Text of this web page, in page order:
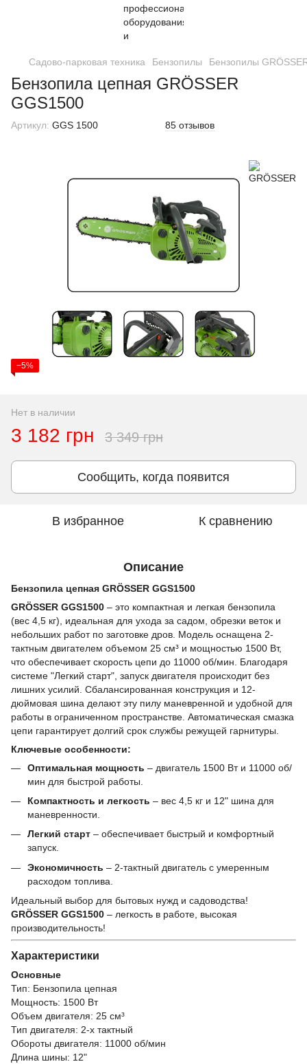
Садово-парковая техника Бензопилы Бензопилы
Бензопила цепная GRÖSSER
GGS1500
Артикул: GGS 1500 85 отзывов
−5%
Нет в наличии
3 182 грн 3 349 грн
Сообщить, когда появится
В избранное К сравнению
Описание
Бензопила цепная GRÖSSER GGS1500
GRÖSSER GGS1500 – это компактная и легкая бензопила
(вес 4,5 кг), идеальная для ухода за садом, обрезки веток и
небольших работ по заготовке дров. Модель оснащена 2-
тактным двигателем объемом 25 см³ и мощностью 1500 Вт,
что обеспечивает скорость цепи до 11000 об/мин. Благодаря
системе "Легкий старт", запуск двигателя происходит без
лишних усилий. Сбалансированная конструкция и 12-
дюймовая шина делают эту пилу маневренной и удобной для
работы в ограниченном пространстве. Автоматическая смазка
цепи гарантирует долгий срок службы режущей гарнитуры.
Ключевые особенности:
Оптимальная мощность – двигатель 1500 Вт и 11000 об/
мин для быстрой работы.
Компактность и легкость – вес 4,5 кг и 12" шина для
маневренности.
Легкий старт – обеспечивает быстрый и комфортный
запуск.
Экономичность – 2-тактный двигатель с умеренным
расходом топлива.
Идеальный выбор для бытовых нужд и садоводства!
GRÖSSER GGS1500 – легкость в работе, высокая
производительность!
Характеристики
Основные
Тип: Бензопила цепная
Мощность: 1500 Вт
Объем двигателя: 25 см³
Тип двигателя: 2-х тактный
Обороты двигателя: 11000 об/мин
Длина шины: 12"